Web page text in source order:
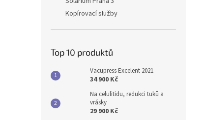
Kopírovací služby
Top 10 produktů
Vacupress Excelent 2021
34 900 Kč
Na celulitidu, redukci tuků a
vrásky
29 900 Kč